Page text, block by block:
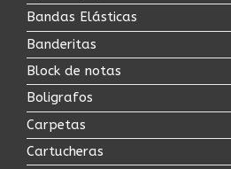
Bandas Elásticas
Banderitas
Block de notas
Boligrafos
Carpetas
Cartucheras